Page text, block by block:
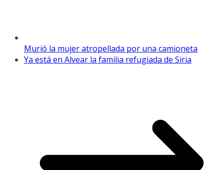
Murió la mujer atropellada por una camioneta
Ya está en Alvear la familia refugiada de Siria